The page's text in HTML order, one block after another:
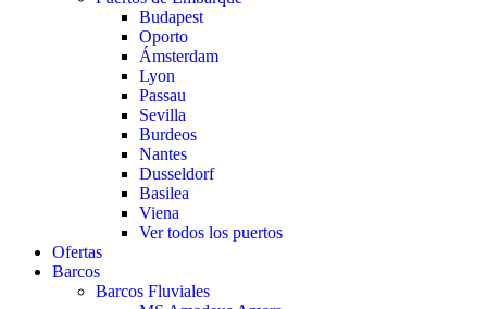
Budapest
Oporto
Ámsterdam
Lyon
Passau
Sevilla
Burdeos
Nantes
Dusseldorf
Basilea
Viena
Ver todos los puertos
Ofertas
Barcos
Barcos Fluviales